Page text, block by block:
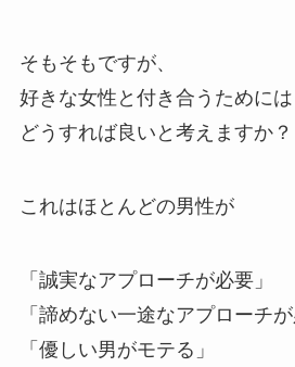
そもそもですが、
好きな女性と付き合うためには
どうすれば良いと考えますか？
これはほとんどの男性が
「誠実なアプローチが必要」
「諦めない一途なアプローチが
「優しい男がモテる」